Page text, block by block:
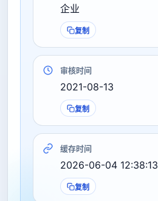
企业
复制
审核时间
2021-08-13
复制
缓存时间
2026-06-04 12:38:13
复制